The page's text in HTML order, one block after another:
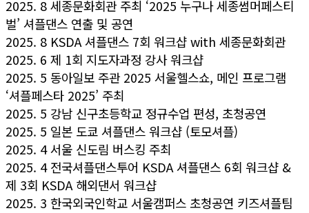
2025. 8 세종문화회관 주최 ‘2025 누구나 세종썸머페스티
벌’ 셔플댄스 연출 및 공연
2025. 8 KSDA 셔플댄스 7회 워크샵 with 세종문화회관
2025. 6 제 1회 지도자과정 강사 워크샵
2025. 5 동아일보 주관 2025 서울헬스쇼, 메인 프로그램
‘셔플페스타 2025’ 주최
2025. 5 강남 신구초등학교 정규수업 편성, 초청공연
2025. 5 일본 도쿄 셔플댄스 워크샵 (토모셔플)
2025. 4 서울 신도림 버스킹 주최
2025. 4 전국셔플댄스투어 KSDA 셔플댄스 6회 워크샵 &
제 3회 KSDA 해외댄서 워크샵
2025. 3 한국외국인학교 서울캠퍼스 초청공연 키즈셔플팀